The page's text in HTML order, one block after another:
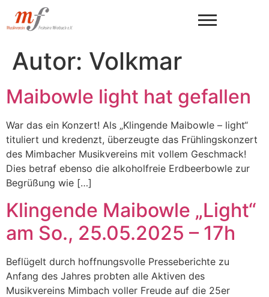
Autor: Volkmar
Maibowle light hat gefallen
War das ein Konzert! Als „Klingende Maibowle – light“
tituliert und kredenzt, überzeugte das Frühlingskonzert
des Mimbacher Musikvereins mit vollem Geschmack!
Dies betraf ebenso die alkoholfreie Erdbeerbowle zur
Begrüßung wie […]
Klingende Maibowle „Light“
am So., 25.05.2025 – 17h
Beflügelt durch hoffnungsvolle Presseberichte zu
Anfang des Jahres probten alle Aktiven des
Musikvereins Mimbach voller Freude auf die 25er